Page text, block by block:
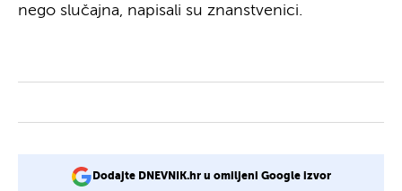
nego slučajna, napisali su znanstvenici.
Dodajte DNEVNIK.hr u omiljeni Google izvor